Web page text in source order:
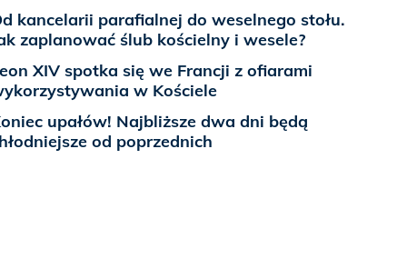
kancelarii parafialnej do weselnego stołu.
zaplanować ślub kościelny i wesele?
XIV spotka się we Francji z ofiarami
w Kościele
upałów! Najbliższe dwa dni będą
od poprzednich